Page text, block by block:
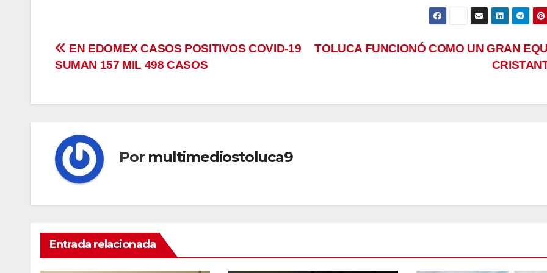
Navegación
entradas
TOLUCA FUNCIONÓ COMO UN GRAN
EN EDOMEX CASOS POSITIVOS COVID-19
SUMAN 157 MIL 498 CASOS
Por multimediostoluca9
Entrada relacionada